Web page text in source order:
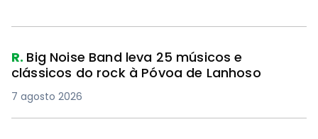
R. Big Noise Band leva 25 músicos e
clássicos do rock à Póvoa de Lanhoso
7 agosto 2026